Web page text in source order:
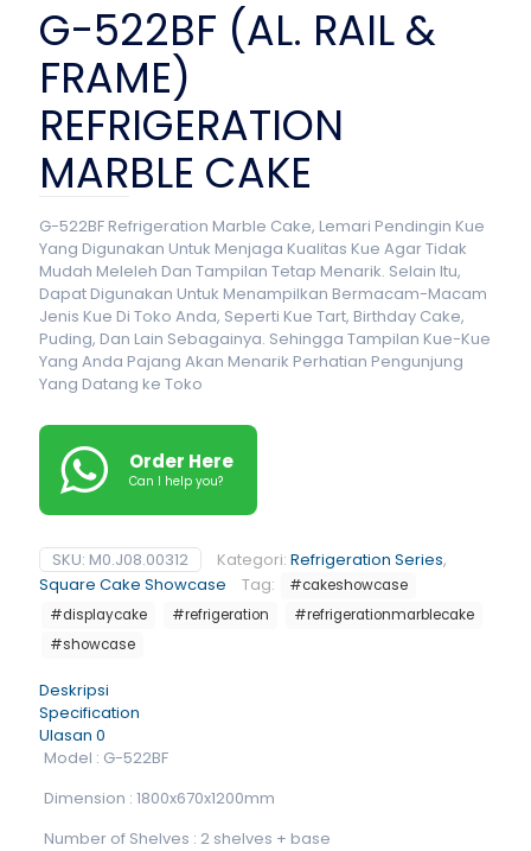
G-522BF (AL. RAIL &
FRAME)
REFRIGERATION
MARBLE CAKE
G-522BF Refrigeration Marble Cake, Lemari Pendingin Kue
Yang Digunakan Untuk Menjaga Kualitas Kue Agar Tidak
Mudah Meleleh Dan Tampilan Tetap Menarik. Selain Itu,
Dapat Digunakan Untuk Menampilkan Bermacam-Macam
Jenis Kue Di Toko Anda, Seperti Kue Tart, Birthday Cake,
Puding, Dan Lain Sebagainya. Sehingga Tampilan Kue-Kue
Yang Anda Pajang Akan Menarik Perhatian Pengunjung
Yang Datang ke Toko
Order Here
Can I help you?
SKU: M0.J08.00312 Kategori: Refrigeration Series,
Square Cake Showcase
Tag:
#cakeshowcase
#displaycake
#refrigeration
#refrigerationmarblecake
#showcase
Deskripsi
Specification
Ulasan 0
Model : G-522BF
Dimension : 1800x670x1200mm
Number of Shelves : 2 shelves + base